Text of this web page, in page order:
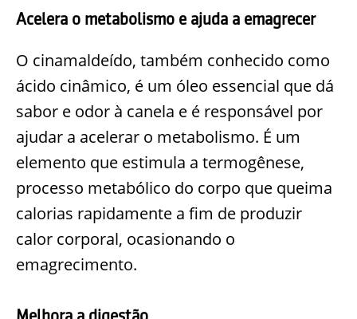
Acelera o metabolismo e ajuda a emagrecer
O cinamaldeído, também conhecido como
ácido cinâmico, é um óleo essencial que dá
sabor e odor à canela e é responsável por
ajudar a acelerar o metabolismo. É um
elemento que estimula a termogênese,
processo metabólico do corpo que queima
calorias rapidamente a fim de produzir
calor corporal, ocasionando o
emagrecimento.